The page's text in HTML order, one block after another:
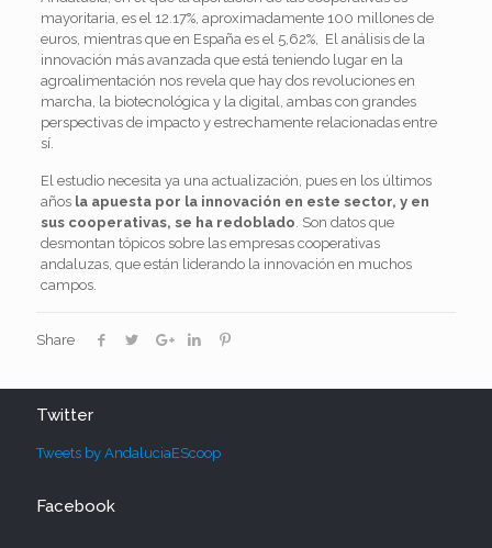
mayoritaria, es el 12.17%, aproximadamente 100 millones de
euros, mientras que en España es el 5,62%, El análisis de la
innovación más avanzada que está teniendo lugar en la
agroalimentación nos revela que hay dos revoluciones en
marcha, la biotecnológica y la digital, ambas con grandes
perspectivas de impacto y estrechamente relacionadas entre
sí.
El estudio necesita ya una actualización, pues en los últimos
años la apuesta por la innovación en este sector, y en
sus cooperativas, se ha redoblado . Son datos que
desmontan tópicos sobre las empresas cooperativas
andaluzas, que están liderando la innovación en muchos
campos.
Share
Twitter
Tweets by AndaluciaEScoop
Facebook